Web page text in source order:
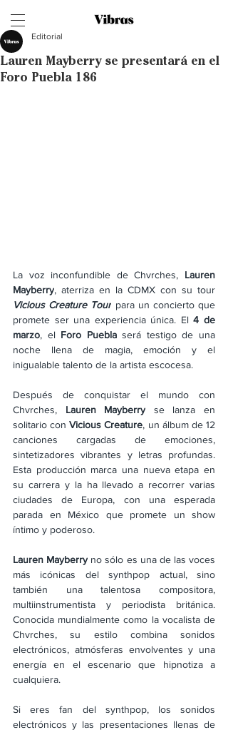
Lauren Mayberry se presentará en el
Foro Puebla 186
Editorial
La voz inconfundible de Chvrches, Lauren
Mayberry
Vicious Creature Tour para un concierto que
promete ser una experiencia única. El 4 de
marzo, el Foro Puebla será testigo de una
noche llena de magia, emoción y el
inigualable talento de la artista escocesa.
Después de conquistar el mundo con
Chvrches, Lauren Mayberry se lanza en
solitario con Vicious Creature, un álbum de 12
canciones cargadas de emociones,
sintetizadores vibrantes y letras profundas.
Esta producción marca una nueva etapa en
su carrera y la ha llevado a recorrer varias
ciudades de Europa, con una esperada
parada en México que promete un show
íntimo y poderoso.
Lauren Mayberry no sólo es una de las voces
más icónicas del synthpop actual, sino
también una talentosa compositora,
multiinstrumentista y periodista británica.
Conocida mundialmente como la vocalista de
Chvrches, su estilo combina sonidos
electrónicos, atmósferas envolventes y una
energía en el escenario que hipnotiza a
cualquiera.
Si eres fan del synthpop, los sonidos
electrónicos y las presentaciones llenas de